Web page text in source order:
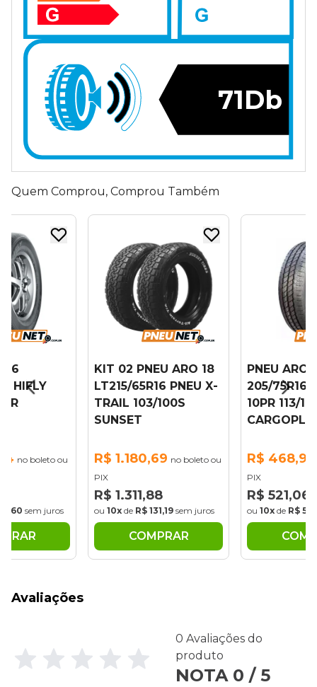
71Db
Quem Comprou, Comprou Também
16
HIFLY
no boleto ou
sem juros
KIT 02 PNEU ARO 18
LT215/65R16 PNEU X-
TRAIL 103/100S
SUNSET
R$ 1.180,69 no boleto ou
PIX
R$ 1.311,88
ou 10x de R$ 131,19 sem juros
COMPRAR
PNEU ARO
205/
10PR 113/
R$ 468,95
PIX
R$ 521,06
ou 10x de R$
Avaliações
0 Avaliações do
produto
NOTA 0 / 5